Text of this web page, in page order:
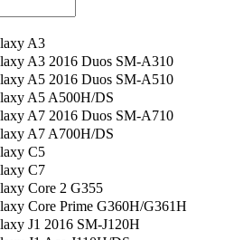
A3
A3 2016 Duos SM-A310
A5 2016 Duos SM-A510
A5 A500H/DS
A7 2016 Duos SM-A710
A7 A700H/DS
C5
C7
Core 2 G355
Core Prime G360H/G361H
J1 2016 SM-J120H